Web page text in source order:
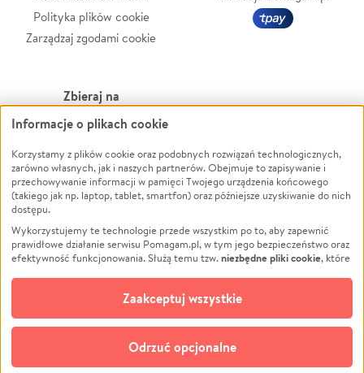
Polityka plików cookie
Zarządzaj zgodami cookie
Zbieraj na
Leczenie
Zwierzęta
Pożar
Ukraina
Pomoc Finansowa
Projekty
Pogrzeb
Społeczność lokalna
Kultura
Powódź
Wichura
NGO
Edukacja
Podróż
Impreza
Ochrona środowiska
Biznes
Informacje o plikach cookie
Korzystamy z plików cookie oraz podobnych rozwiązań technologicznych,
zarówno własnych, jak i naszych partnerów. Obejmuje to zapisywanie i
przechowywanie informacji w pamięci Twojego urządzenia końcowego
(takiego jak np. laptop, tablet, smartfon) oraz późniejsze uzyskiwanie do nich
dostępu.
Wykorzystujemy te technologie przede wszystkim po to, aby zapewnić
prawidłowe działanie serwisu Pomagam.pl, w tym jego bezpieczeństwo oraz
efektywność funkcjonowania. Służą temu tzw.niezbędne pliki cookie, które
opcjonalnych plików cookie
technologii do celów analitycznych i retargetingowych. Możesz wyrazić
zgodę na ich stosowanie lub jej odmówić. W dowolnym momencie masz
możliwość zmiany swoich preferencji na stronie „Zarządzaj zgodami cookie”,
do której link znajdziesz w stopce serwisu Pomagam.pl. Opcjonalne pliki
cookie wykorzystywane są w następujących celach:
Odrzuć opcjonalne
Zaakceptuj wszystkie